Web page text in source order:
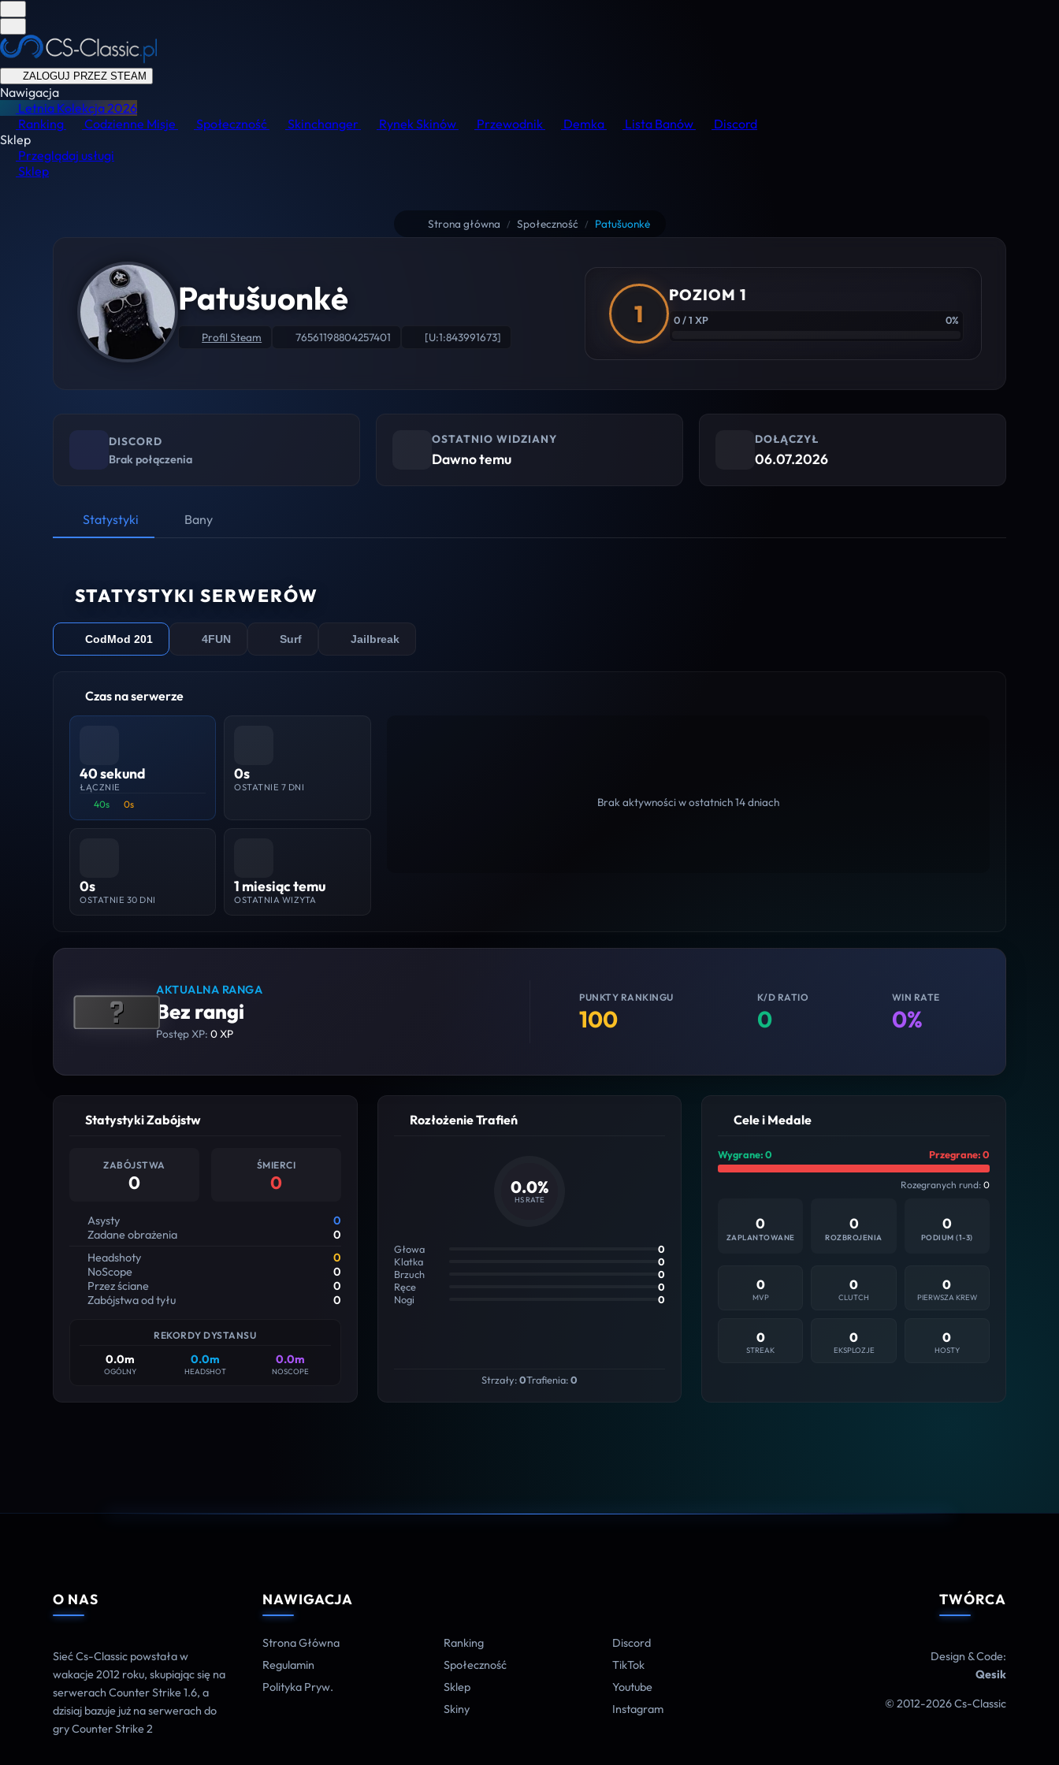
ZALOGUJ PRZEZ STEAM
Nawigacja
Letnia Kolekcja2026
Ranking
Codzienne Misje Społeczność Skinchanger Rynek Skinów Przewodnik Demka Lista Banów
Discord
Sklep
Przeglądaj usługi
Sklep
Strona główna / Społeczność / Patušuonkė
Patušuonkė
Profil Steam 76561198804257401 [U:1:843991673]
1
POZIOM 1
0 / 1 XP 0%
DISCORD
Brak połączenia
OSTATNIO WIDZIANY
Dawno temu
DOŁĄCZYŁ
06.07.2026
Statystyki Bany
STATYSTYKI SERWERÓW
CodMod 201 4FUN Surf Jailbreak
Czas na serwerze
40 sekund
ŁĄCZNIE
40s 0s
0s
OSTATNIE 7 DNI
0s
OSTATNIE 30 DNI
1 miesiąc temu
OSTATNIA WIZYTA
Brak aktywności w ostatnich 14 dniach
AKTUALNA RANGA
Bez rangi
Postęp XP:0 XP
PUNKTY RANKINGU
100
K/D RATIO
0
WIN RATE
0%
Statystyki Zabójstw
ZABÓJSTWA
0
ŚMIERCI
0
Asysty
0
Zadane obrażenia
0
Headshoty
0
NoScope
0
Przez ściane
0
Zabójstwa od tyłu
0
REKORDY DYSTANSU
0.0m
OGÓLNY
0.0m
HEADSHOT
0.0m
NOSCOPE
Rozłożenie Trafień
0.0%
HS RATE
Głowa
0
Klatka
0
Brzuch
0
Ręce
0
Nogi
0
Strzały:0Trafienia:0
Cele i Medale
Wygrane: 0 Przegrane: 0
Rozegranych rund: 0
0
ZAPLANTOWANE
0
ROZBROJENIA
0
PODIUM (1-3)
0
MVP
0
CLUTCH
0
PIERWSZA KREW
0
STREAK
0
EKSPLOZJE
0
HOSTY
O NAS
Sieć Cs-Classic powstała w
wakacje 2012 roku, skupiając się na
serwerach Counter Strike 1.6, a
dzisiaj bazuje już na serwerach do
gry Counter Strike 2
NAWIGACJA
Strona Główna
Regulamin
Polityka Pryw.
Ranking
Społeczność
Sklep
Skiny
Discord
TikTok
Youtube
Instagram
TWÓRCA
Design & Code:
Qesik
© 2012-2026 Cs-Classic